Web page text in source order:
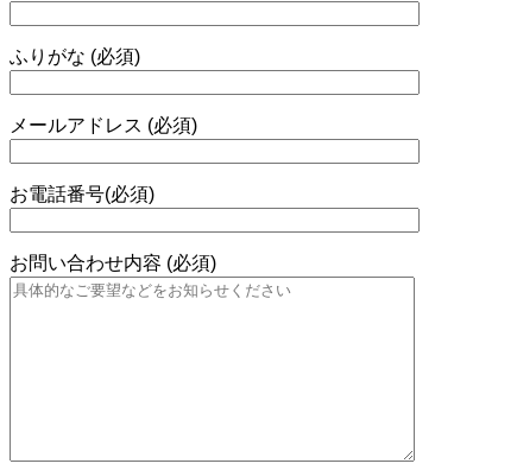
ふりがな (必須)
メールアドレス (必須)
お電話番号(必須)
お問い合わせ内容 (必須)